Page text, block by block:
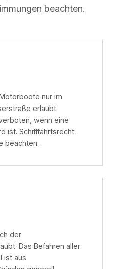
beachten.
nur im
erlaubt.
wenn eine
ist. Schifffahrtsrecht
beachten.
der
Das Befahren aller
ist aus